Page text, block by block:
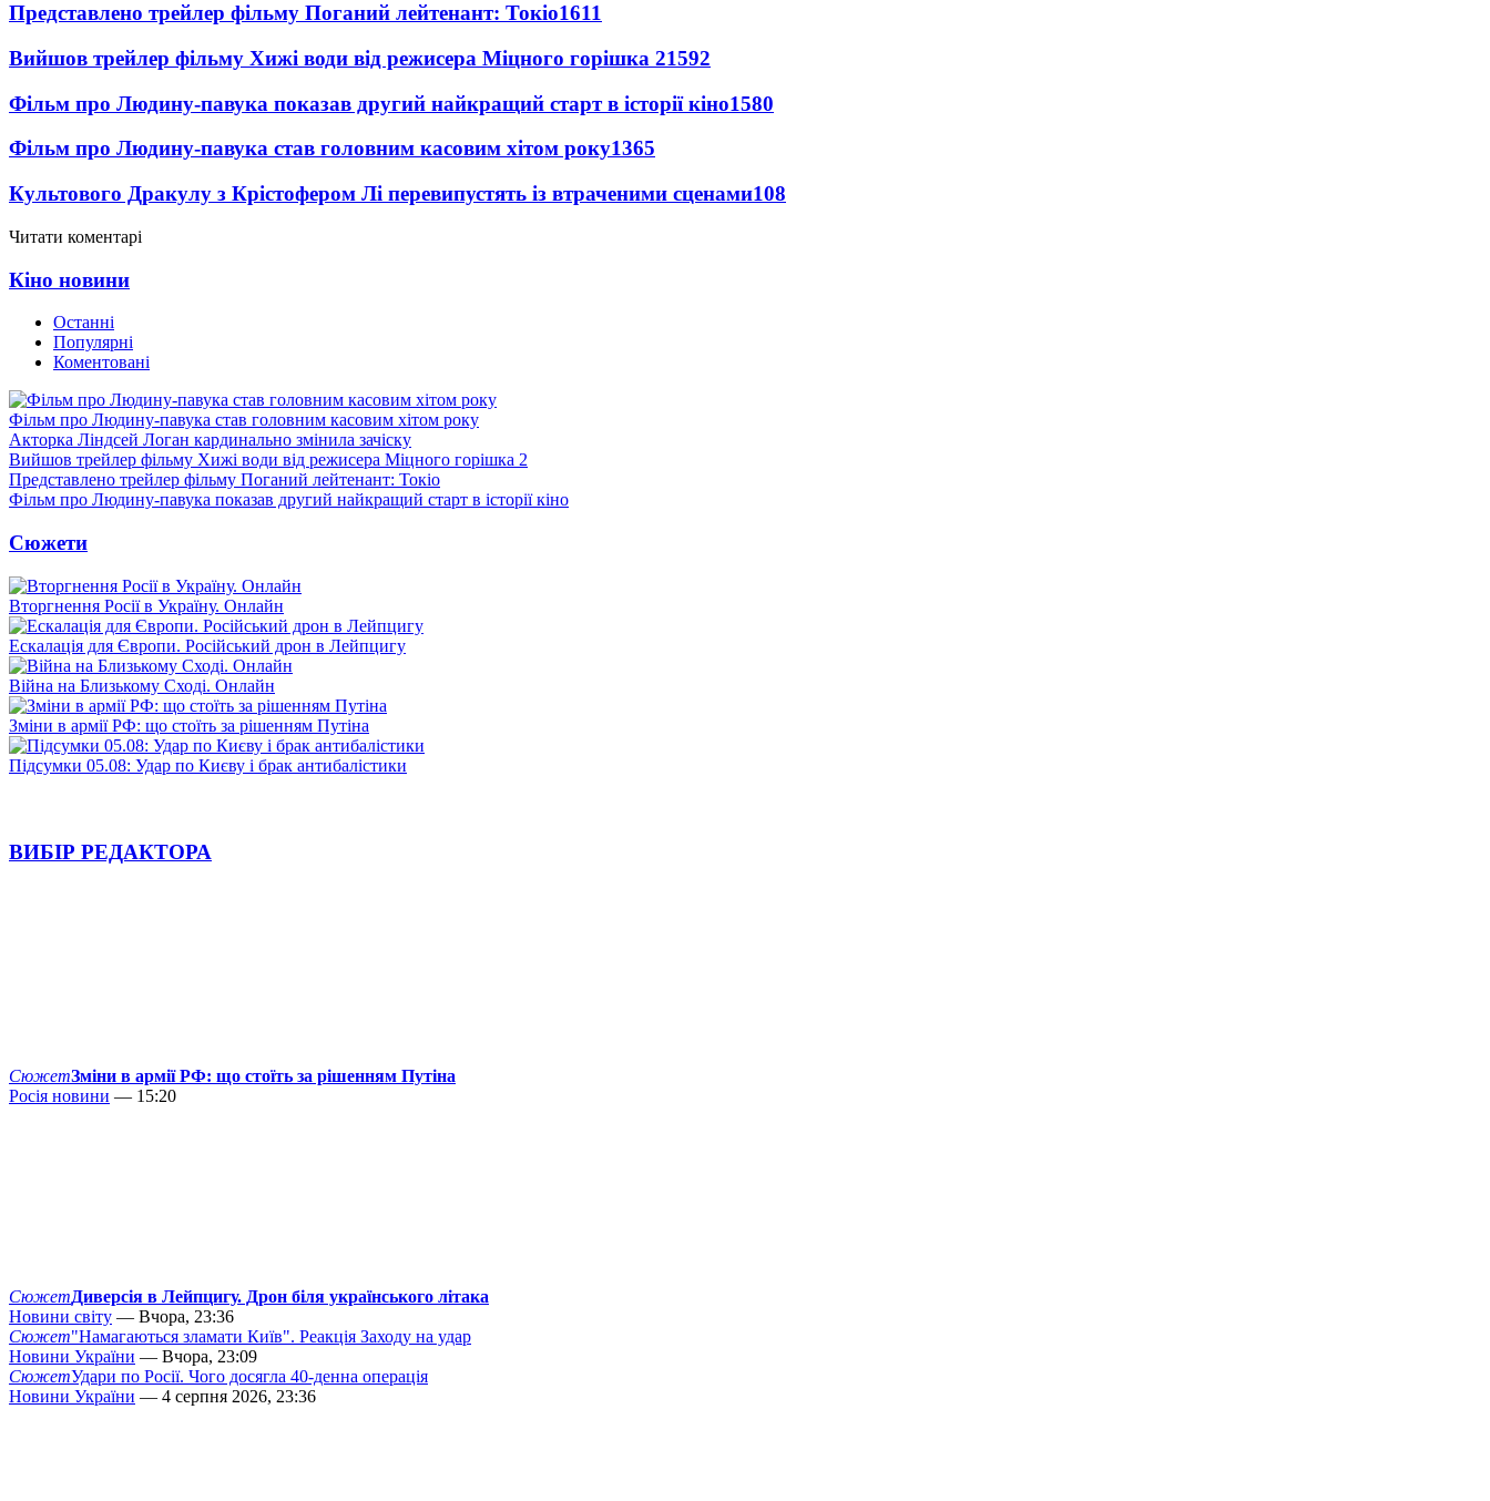
Представлено трейлер фільму Поганий лейтенант: Токіо1611
Вийшов трейлер фільму Хижі води від режисера Міцного горішка 21592
Фільм про Людину-павука показав другий найкращий старт в історії кіно1580
Фільм про Людину-павука став головним касовим хітом року1365
Культового Дракулу з Крістофером Лі перевипустять із втраченими сценами108
Читати коментарі
Кіно новини
Останні
Популярні
Коментовані
Фільм про Людину-павука став головним касовим хітом року
Акторка Ліндсей Логан кардинально змінила зачіску
Вийшов трейлер фільму Хижі води від режисера Міцного горішка 2
Представлено трейлер фільму Поганий лейтенант: Токіо
Фільм про Людину-павука показав другий найкращий старт в історії кіно
Сюжети
Вторгнення Росії в Україну. Онлайн
Ескалація для Європи. Російський дрон в Лейпцигу
Війна на Близькому Сході. Онлайн
Зміни в армії РФ: що стоїть за рішенням Путіна
Підсумки 05.08: Удар по Києву і брак антибалістики
ВИБІР РЕДАКТОРА
СюжетЗміни в армії РФ: що стоїть за рішенням Путіна
Росія новини — 15:20
СюжетДиверсія в Лейпцигу. Дрон біля українського літака
Новини світу — Вчора, 23:36
Сюжет"Намагаються зламати Київ". Реакція Заходу на удар
Новини України — Вчора, 23:09
СюжетУдари по Росії. Чого досягла 40-денна операція
Новини України — 4 серпня 2026, 23:36